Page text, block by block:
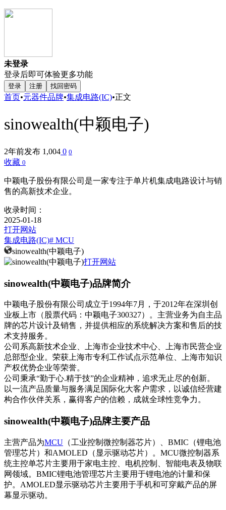
未登录
登录后即可体验更多功能
登录 注册 找回密码
首页•元器件品牌•集成电路(IC)•正文
sinowealth(中颖电子)
2年前发布 1,004 0 0
收藏 0
中颖电子股份有限公司是一家专注于单片机集成电路设计与销
售的高新技术企业。
收录时间：
2025-01-18
打开网站
集成电路(IC)# MCU
sinowealth(中颖电子)
打开网站
sinowealth(中颖电子)品牌简介
中颖电子股份有限公司成立于1994年7月，于2012年在深圳创
业板上市（股票代码：中颖电子300327）。主营业务为自主品
牌的芯片设计及销售，并提供相应的系统解决方案和售后的技
术支持服务。
公司系高新技术企业、上海市企业技术中心、上海市民营企业
总部型企业。荣获上海市专利工作试点示范单位、上海市知识
产权优势企业等荣誉。
公司秉承“勤于心.精于技”的企业精神，追求无止尽的创新。
以一流产品质量与服务满足国际化大客户需求，以诚信经营建
构合作伙伴关系，赢得客户的信赖，成就全球性竞争力。
sinowealth(中颖电子)品牌主要产品
主营产品为MCU （工业控制微控制器芯片）、BMIC（锂电池
管理芯片）和AMOLED（显示驱动芯片）。MCU微控制器系
统主控单芯片主要用于家电主控、电机控制、智能电表及物联
网领域。BMIC锂电池管理芯片主要用于锂电池的计量和保
护。AMOLED显示驱动芯片主要用于手机和可穿戴产品的屏
幕显示驱动。